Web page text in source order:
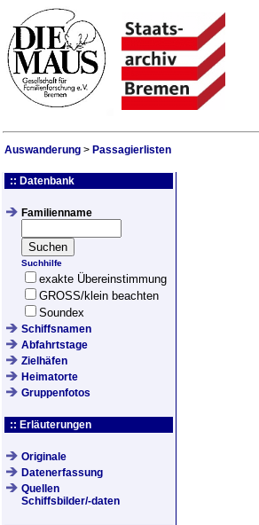
Auswanderung > Passagierlisten
:: Datenbank
Familienname
Suchhilfe
exakte Übereinstimmung
GROSS/klein beachten
Soundex
Schiffsnamen
Abfahrtstage
Zielhäfen
Heimatorte
Gruppenfotos
:: Erläuterungen
Originale
Datenerfassung
Quellen
Schiffsbilder/-daten